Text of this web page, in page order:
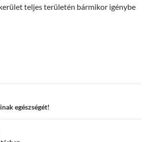
teljes területén bármikor igénybe
egészségét!